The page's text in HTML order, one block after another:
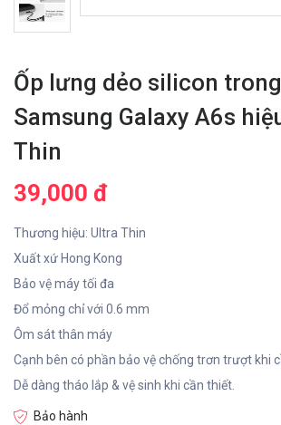
Ốp lưng dẻo silicon
Samsung Galaxy A6s
Thin
39,000 đ
Thương hiệu: Ultra Thin
Xuất xứ Hong Kong
Bảo vệ máy tối đa
Đổ mỏng chỉ với 0.6 mm
Ôm sát thân máy
Cạnh bên có phần bảo vệ chống trơn trượt khi
Dễ dàng tháo lắp & vệ sinh khi cần thiết.
Bảo hành